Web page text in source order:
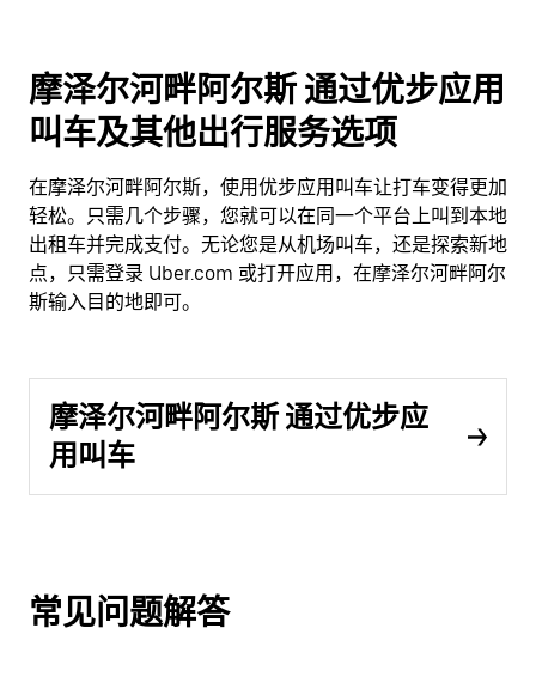
摩泽尔河畔阿尔斯 通过优步应用
叫车及其他出行服务选项
在摩泽尔河畔阿尔斯，使用优步应用叫车让打车变得更加
轻松。只需几个步骤，您就可以在同一个平台上叫到本地
出租车并完成支付。无论您是从机场叫车，还是探索新地
点，只需登录 Uber.com 或打开应用，在摩泽尔河畔阿尔
斯输入目的地即可。
摩泽尔河畔阿尔斯 通过优步应
用叫车
常见问题解答